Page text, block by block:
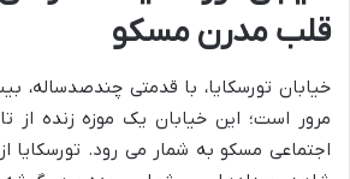
قلب مدرن مسکو
خیابان تورسکایا، با قدمتی چندصدساله،
مرور است؛ این خیابان یک موزه زنده از
اجتماعی مسکو به شمار می رود. تورسکایا